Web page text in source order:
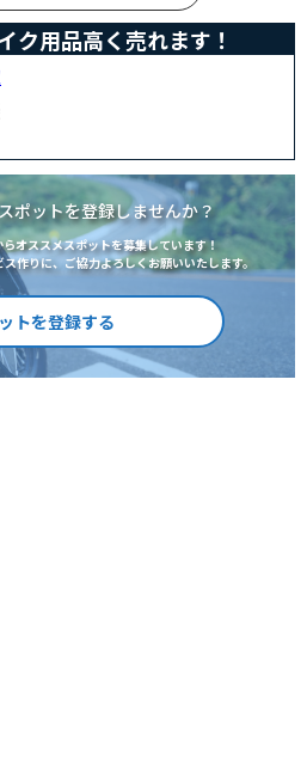
ク用品高く売れます！
ポットを登録しませんか？
オススメスポットを募集しています！
作りに、ご協力よろしくお願いいたします。
トを登録する